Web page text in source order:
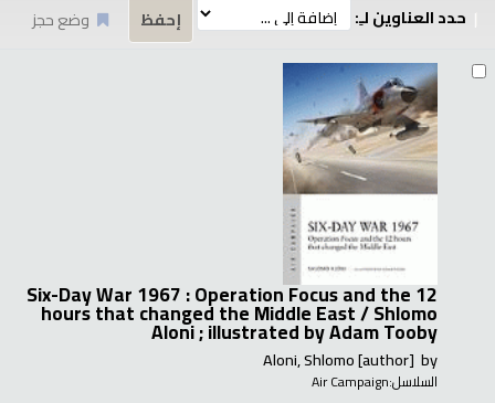
حدد العناوين لـِ:
وضع حجز
Six-Day War 1967 : Operation Focus and the 12
hours that changed the Middle East /Shlomo
Aloni ; illustrated by Adam Tooby
by
Aloni, Shlomo[author]
السلاسل:Air Campaign